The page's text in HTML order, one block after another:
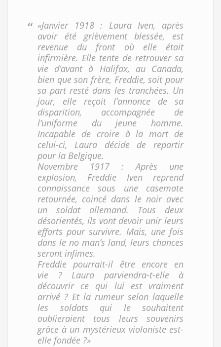
«Janvier 1918 : Laura Iven, après
avoir été grièvement blessée, est
revenue du front où elle était
infirmière. Elle tente de retrouver sa
vie d’avant à Halifax, au Canada,
bien que son frère, Freddie, soit pour
sa part resté dans les tranchées. Un
jour, elle reçoit l’annonce de sa
disparition, accompagnée de
l’uniforme du jeune homme.
Incapable de croire à la mort de
celui-ci, Laura décide de repartir
pour la Belgique.
Novembre 1917 : Après une
explosion, Freddie Iven reprend
connaissance sous une casemate
retournée, coincé dans le noir avec
un soldat allemand. Tous deux
désorientés, ils vont devoir unir leurs
efforts pour survivre. Mais, une fois
dans le no man’s land, leurs chances
seront infimes.
Freddie pourrait-il être encore en
vie ? Laura parviendra-t-elle à
découvrir ce qui lui est vraiment
arrivé ? Et la rumeur selon laquelle
les soldats qui le souhaitent
oublieraient tous leurs souvenirs
grâce à un mystérieux violoniste est-
elle fondée ?»